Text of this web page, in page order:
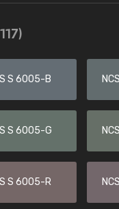
S 6005-B
S 6005-G
S 6005-R